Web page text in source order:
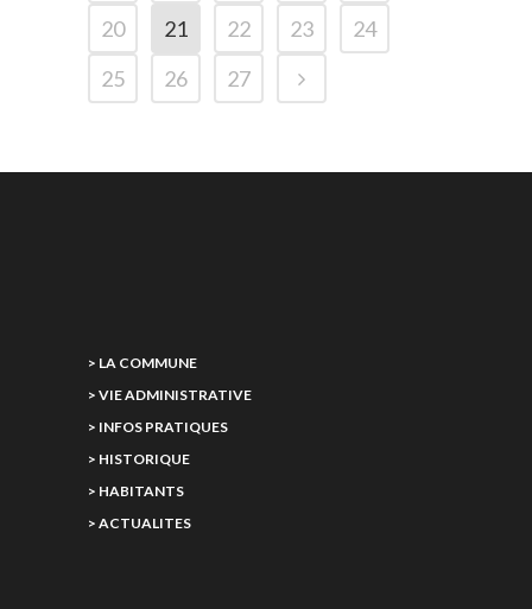
20
21 22 23
24
25
26 27
> LA COMMUNE
> VIE ADMINISTRATIVE
> INFOS PRATIQUES
> HISTORIQUE
> HABITANTS
> ACTUALITES